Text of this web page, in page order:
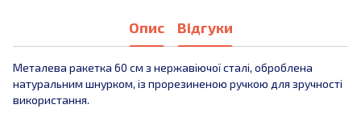
Опис Відгуки
Металева ракетка 60 см з нержавіючої сталі, оброблена
натуральним шнурком, із прорезиненою ручкою для зручності
використання.